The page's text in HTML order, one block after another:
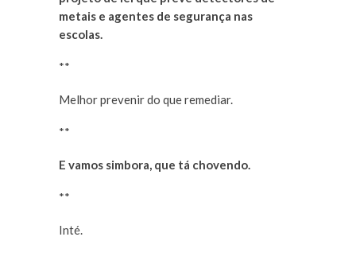
metais e agentes de segurança nas
escolas.
**
Melhor prevenir do que remediar.
**
E vamos simbora, que tá chovendo.
**
Inté.